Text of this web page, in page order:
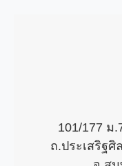
101/177 ม
ถ.ประเสริฐ